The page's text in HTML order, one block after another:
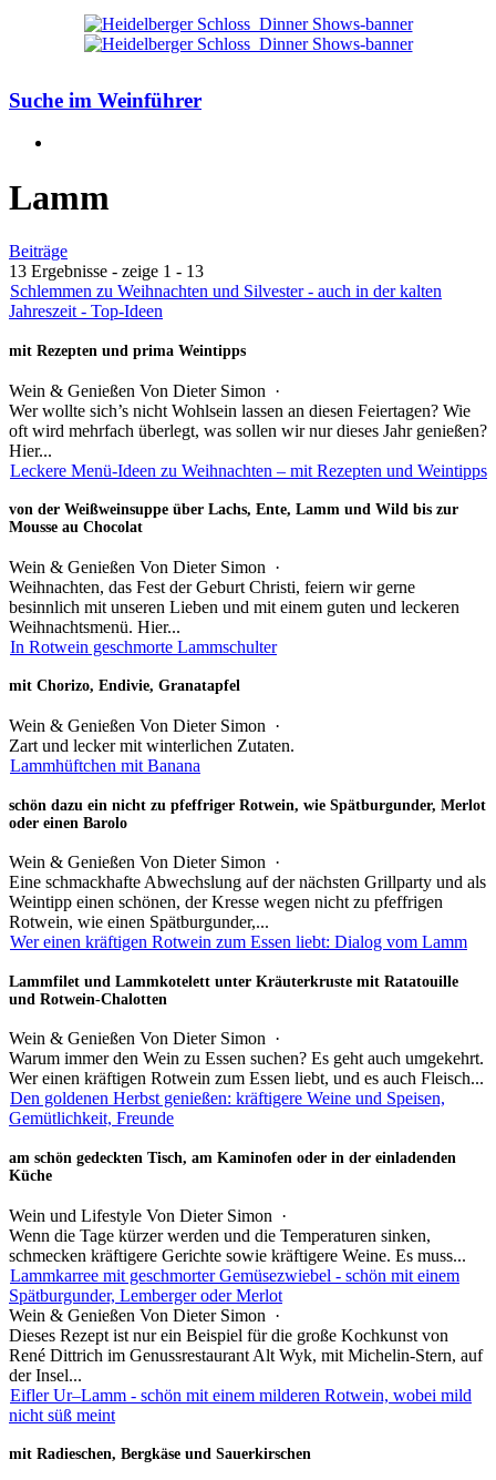
Suche im Weinführer
Lamm
Beiträge
13 Ergebnisse - zeige 1 - 13
Schlemmen zu Weihnachten und Silvester - auch in der kalten
Jahreszeit - Top-Ideen
mit Rezepten und prima Weintipps
Wein & Genießen Von Dieter Simon ·
Wer wollte sich’s nicht Wohlsein lassen an diesen Feiertagen? Wie
oft wird mehrfach überlegt, was sollen wir nur dieses Jahr genießen?
Hier...
Leckere Menü-Ideen zu Weihnachten – mit Rezepten und Weintipps
von der Weißweinsuppe über Lachs, Ente, Lamm und Wild bis zur
Mousse au Chocolat
Wein & Genießen Von Dieter Simon ·
Weihnachten, das Fest der Geburt Christi, feiern wir gerne
besinnlich mit unseren Lieben und mit einem guten und leckeren
Weihnachtsmenü. Hier...
In Rotwein geschmorte Lammschulter
mit Chorizo, Endivie, Granatapfel
Wein & Genießen Von Dieter Simon ·
Zart und lecker mit winterlichen Zutaten.
Lammhüftchen mit Banana
schön dazu ein nicht zu pfeffriger Rotwein, wie Spätburgunder, Merlot
oder einen Barolo
Wein & Genießen Von Dieter Simon ·
Eine schmackhafte Abwechslung auf der nächsten Grillparty und als
Weintipp einen schönen, der Kresse wegen nicht zu pfeffrigen
Rotwein, wie einen Spätburgunder,...
Wer einen kräftigen Rotwein zum Essen liebt: Dialog vom Lamm
Lammfilet und Lammkotelett unter Kräuterkruste mit Ratatouille
und Rotwein-Chalotten
Wein & Genießen Von Dieter Simon ·
Warum immer den Wein zu Essen suchen? Es geht auch umgekehrt.
Wer einen kräftigen Rotwein zum Essen liebt, und es auch Fleisch...
Den goldenen Herbst genießen: kräftigere Weine und Speisen,
Gemütlichkeit, Freunde
am schön gedeckten Tisch, am Kaminofen oder in der einladenden
Küche
Wein und Lifestyle Von Dieter Simon ·
Wenn die Tage kürzer werden und die Temperaturen sinken,
schmecken kräftigere Gerichte sowie kräftigere Weine. Es muss...
Lammkarree mit geschmorter Gemüsezwiebel - schön mit einem
Spätburgunder, Lemberger oder Merlot
Wein & Genießen Von Dieter Simon ·
Dieses Rezept ist nur ein Beispiel für die große Kochkunst von
René Dittrich im Genussrestaurant Alt Wyk, mit Michelin-Stern, auf
der Insel...
Eifler Ur–Lamm - schön mit einem milderen Rotwein, wobei mild
nicht süß meint
mit Radieschen, Bergkäse und Sauerkirschen